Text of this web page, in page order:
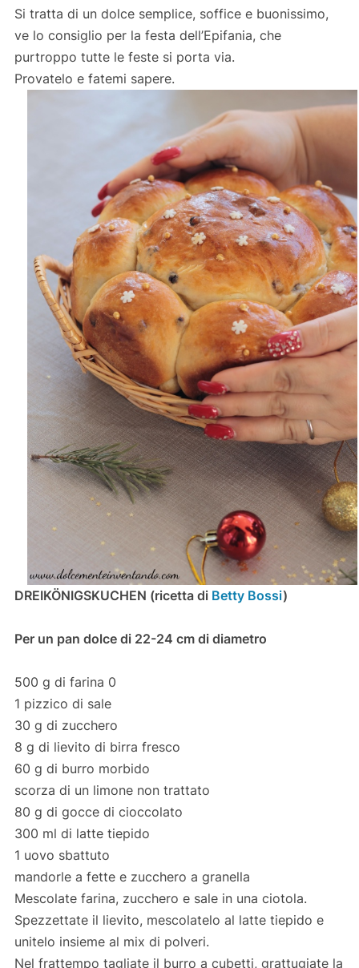
Si tratta di un dolce semplice, soffice e buonissimo,
ve lo consiglio per la festa dell’Epifania, che
purtroppo tutte le feste si porta via.
Provatelo e fatemi sapere.
DREIKÖNIGSKUCHEN (ricetta di Betty Bossi)
Per un pan dolce di 22-24 cm di diametro
500 g di farina 0
1 pizzico di sale
30 g di zucchero
8 g di lievito di birra fresco
60 g di burro morbido
scorza di un limone non trattato
80 g di gocce di cioccolato
300 ml di latte tiepido
1 uovo sbattuto
mandorle a fette e zucchero a granella
Mescolate farina, zucchero e sale in una ciotola.
Spezzettate il lievito, mescolatelo al latte tiepido e
unitelo insieme al mix di polveri.
Nel frattempo tagliate il burro a cubetti, grattugiate la